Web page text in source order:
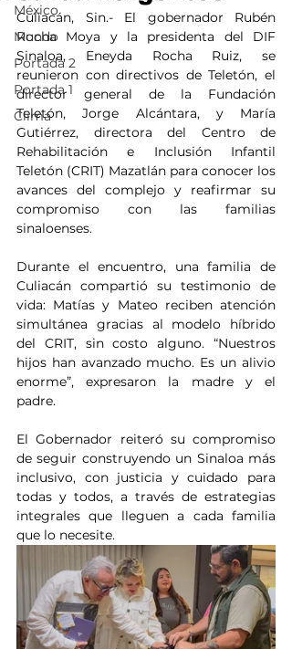
México
Mundo
Portada 2
Portada 1
Clima
Culiacán, Sin.- El gobernador Rubén
Rocha Moya y la presidenta del DIF
Sinaloa, Eneyda Rocha Ruiz, se
reunieron con directivos de Teletón, el
director general de la Fundación
Teletón, Jorge Alcántara, y María
Gutiérrez, directora del Centro de
Rehabilitación e Inclusión Infantil
Teletón (CRIT) Mazatlán para conocer los
avances del complejo y reafirmar su
compromiso con las familias
sinaloenses.
Durante el encuentro, una familia de
Culiacán compartió su testimonio de
vida: Matías y Mateo reciben atención
simultánea gracias al modelo híbrido
del CRIT, sin costo alguno. “Nuestros
hijos han avanzado mucho. Es un alivio
enorme”, expresaron la madre y el
padre.
El Gobernador reiteró su compromiso
de seguir construyendo un Sinaloa más
inclusivo, con justicia y cuidado para
todas y todos, a través de estrategias
integrales que lleguen a cada familia
que lo necesite.